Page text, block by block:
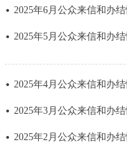
政民互动
参与调查
2025年6月公众来信和办
2025年5月公众来信和办
2025年4月公众来信和办
2025年3月公众来信和办
2025年2月公众来信和办